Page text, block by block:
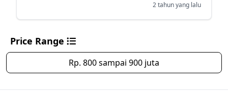
2 tahun yang lalu
Price Range
Rp. 800 sampai 900 juta